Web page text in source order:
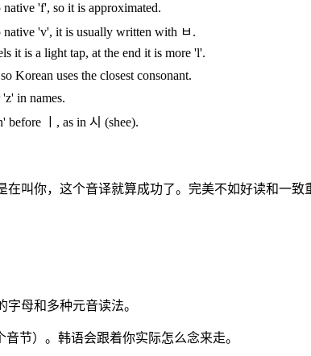
native 'f', so it is approximated.
native 'v', it is usually written with ㅂ.
it is a light tap, at the end it is more 'l'.
Korean uses the closest consonant.
in names.
before ㅣ, as in 시 (shee).
叫你，这个音译就算成功了。完美不如好读和一致
母和多种元音读法。
音节）。韩语会跟着你实际怎么念来走。